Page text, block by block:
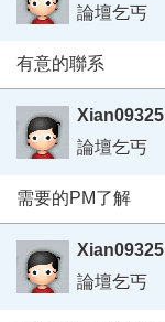
論壇乞丐
有意的聯系
Xian09325
論壇乞丐
需要的PM了解
Xian09325
論壇乞丐